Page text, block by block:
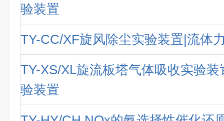
验装置
TY-CC/XF旋风除尘实验装置|流体
TY-XS/XL旋流板塔气体吸收实验
验装置